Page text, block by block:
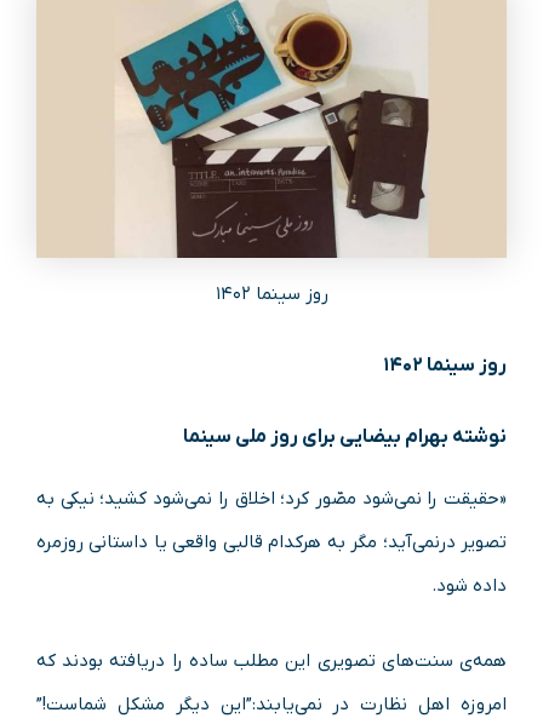
روز سینما ۱۴۰۲
روز سینما ۱۴۰۲
نوشته بهرام بیضایی برای روز ملی سینما
«حقیقت را نمی‌شود مصّور کرد؛ اخلاق را نمی‌شود کشید؛ نیکی به
تصویر درنمی‌آید؛ مگر به هرکدام قالبی واقعی یا داستانی روزمره
داده شود.
همه‌ی سنت‌های تصویری این مطلب ساده را دریافته بودند که
امروزه اهل نظارت در نمی‌یابند:”این دیگر مشکل شماست!”